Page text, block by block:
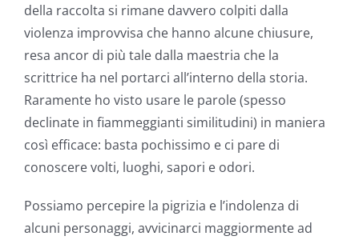
della raccolta si rimane davvero colpiti dalla
violenza improvvisa che hanno alcune chiusure,
resa ancor di più tale dalla maestria che la
scrittrice ha nel portarci all’interno della storia.
Raramente ho visto usare le parole (spesso
declinate in fiammeggianti similitudini) in maniera
così efficace: basta pochissimo e ci pare di
conoscere volti, luoghi, sapori e odori.
Possiamo percepire la pigrizia e l’indolenza di
alcuni personaggi, avvicinarci maggiormente ad